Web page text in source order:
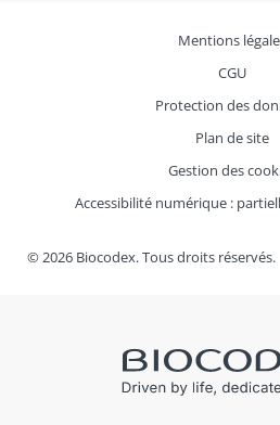
© 2026 Biocodex. Tous droits réservés.
Mentions
CGU
Protection des
Plan de site
Gestion des
Accessibilité numérique :